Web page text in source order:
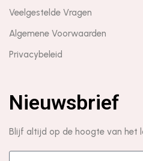
Veelgestelde Vragen
Algemene Voorwaarden
Privacybeleid
Nieuwsbrief
Blijf altijd op de hoogte van het